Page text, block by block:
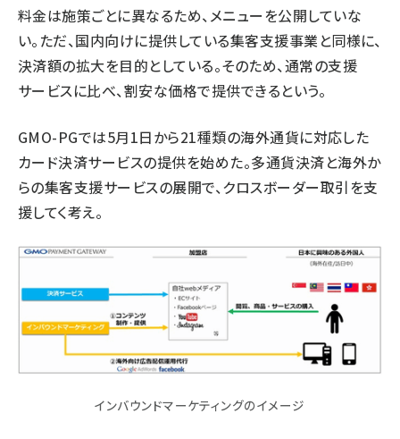
料金は施策ごとに異なるため、メニューを公開していな
い。ただ、国内向けに提供している集客支援事業と同様に、
決済額の拡大を目的としている。そのため、通常の支援
サービスに比べ、割安な価格で提供できるという。
GMO-PGでは5月1日から21種類の海外通貨に対応した
カード決済サービスの提供を始めた。多通貨決済と海外か
らの集客支援サービスの展開で、クロスボーダー取引を支
援してく考え。
インバウンドマーケティングのイメージ